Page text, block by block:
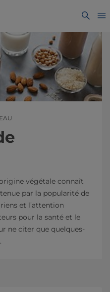
végétale connaît
par la popularité de
et l’attention
pour la santé et le
ne citer que quelques-